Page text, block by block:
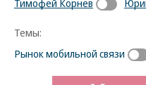
Тимофей Корнев
Темы:
Рынок мобильной связи